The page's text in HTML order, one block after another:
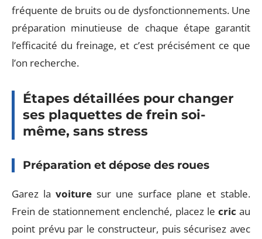
fréquente de bruits ou de dysfonctionnements. Une
préparation minutieuse de chaque étape garantit
l’efficacité du freinage, et c’est précisément ce que
l’on recherche.
Étapes détaillées pour changer
ses plaquettes de frein soi-
même, sans stress
Préparation et dépose des roues
Garez la voiture sur une surface plane et stable.
Frein de stationnement enclenché, placez le cric au
point prévu par le constructeur, puis sécurisez avec